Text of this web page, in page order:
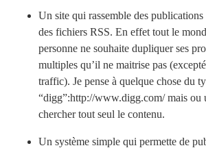
Un site qui rassemble des publications
des fichiers RSS. En effet tout le
personne ne souhaite dupliquer ses
multiples qu’il ne maitrise pas
traffic). Je pense à quelque chose du
“digg”:http://www.digg.com/ mais ou
chercher tout seul le contenu.
Un système simple qui permette de